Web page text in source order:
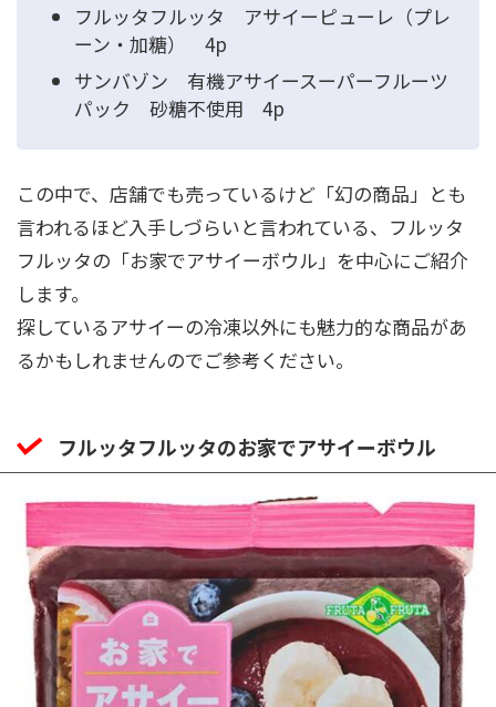
フルッタフルッタ アサイーピューレ（プレ
ーン・加糖） 4p
サンバゾン 有機アサイースーパーフルーツ
パック 砂糖不使用 4p
この中で、店舗でも売っているけど「幻の商品」とも
言われるほど入手しづらいと言われている、フルッタ
フルッタの「お家でアサイーボウル」を中心にご紹介
します。
探しているアサイーの冷凍以外にも魅力的な商品があ
るかもしれませんのでご参考ください。
フルッタフルッタのお家でアサイーボウル